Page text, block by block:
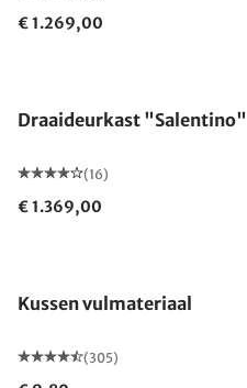
€ 1.269,00
Draaideurkast "Salentino"
(16)
€ 1.369,00
Kussen vulmateriaal
(305)